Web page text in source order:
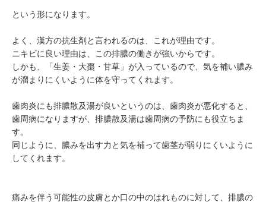
という形になります。
よく、漢方の抗生剤と言われるのは、これが理由です。
ニキビに良い理由は、この排膿の働きが強いからです。
しかも、「生姜・大棗・甘草」が入っているので、気を補い膿み
が溜まりにくいように体を守ってくれます。
歯肉炎にも排膿散及湯が良いというのは、歯肉炎が悪化すると、
歯周病になりますが、排膿散及湯は歯周病の予防にも役立ちま
す。
同じように、膿みを出す力と気を補って歯茎が弱りにくいように
してくれます。
痛みを伴う可能性の皮膚とか口の中のはれものに対して、排膿の